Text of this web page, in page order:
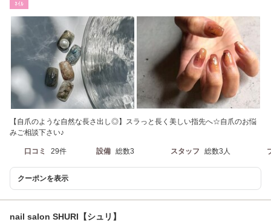
ﾈｲﾙ
【自爪のような自然な長さ出し◎】スラっと長く美しい指先へ☆自爪のお悩
みご相談下さい♪
口コミ 29件 設備 総数3 スタッフ 総数3人
クーポンを表示
nail salon SHURI【シュリ】